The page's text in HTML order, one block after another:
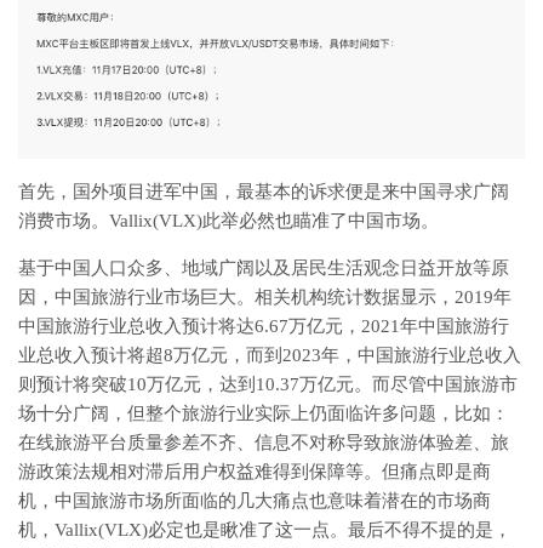
首先，国外项目进军中国，最基本的诉求便是来中国寻求广阔
消费市场。Vallix(VLX)此举必然也瞄准了中国市场。
基于中国人口众多、地域广阔以及居民生活观念日益开放等原
因，中国旅游行业市场巨大。相关机构统计数据显示，2019年
中国旅游行业总收入预计将达6.67万亿元，2021年中国旅游行
业总收入预计将超8万亿元，而到2023年，中国旅游行业总收入
则预计将突破10万亿元，达到10.37万亿元。而尽管中国旅游市
场十分广阔，但整个旅游行业实际上仍面临许多问题，比如：
在线旅游平台质量参差不齐、信息不对称导致旅游体验差、旅
游政策法规相对滞后用户权益难得到保障等。但痛点即是商
机，中国旅游市场所面临的几大痛点也意味着潜在的市场商
机，Vallix(VLX)必定也是瞅准了这一点。最后不得不提的是，